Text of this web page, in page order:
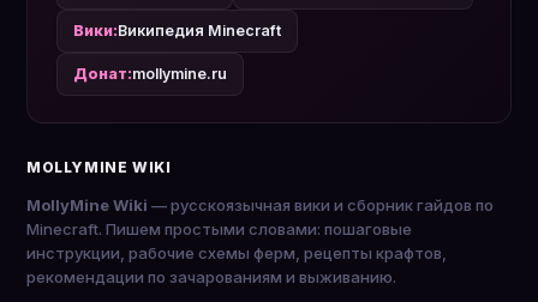
Вики:Википедия Minecraft
Донат:mollymine.ru
MOLLYMINE WIKI
MollyMine Wiki — русскоязычная вики и сборник гайдов по
Minecraft. Пишем простыми словами: пошаговые
инструкции, рабочие схемы ферм, рецепты крафтов,
рекомендации по зачарованиям и выживанию.